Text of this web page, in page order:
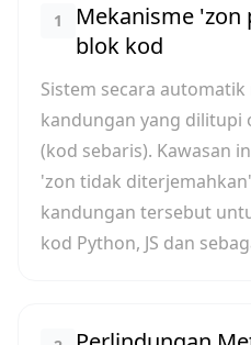
1
Mekanisme 'zon
blok kod
Sistem secara
kandungan yang dilitupi
(kod sebaris). Kawasan
'zon tidak
kandungan tersebut
kod Python, JS dan